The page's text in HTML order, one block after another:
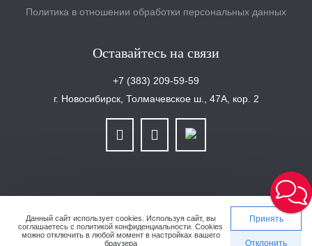
Политика в отношении обработки персональных данных
Оставайтесь на связи
+7 (383) 209-59-59
г. Новосибирск, Толмачевское ш., 47А, кор. 2
ООО «Уралплит» | ИНН/КПП 6679025768/667901001 | ОГРН 1126679029465
Сделано в студии 4eo.ru
Данный сайт использует cookies.
Используя сайт, вы
соглашаетесь с политикой конфиденциальности . Cookies
можно отключить в любой момент в настройках вашего
браузера
Принять
Отклонить